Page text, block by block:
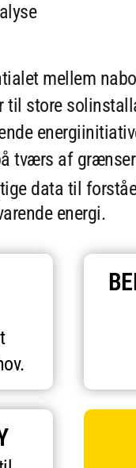
mellem
til store
tværs af grænser
data til
energi.